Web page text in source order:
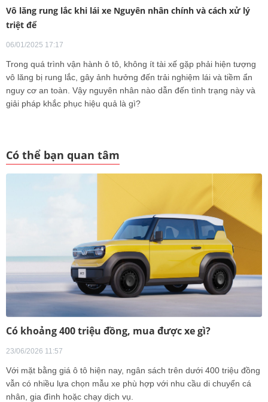
Vô lăng rung lắc khi lái xe Nguyên nhân chính và cách xử lý
triệt để
06/01/2025 17:17
Trong quá trình vận hành ô tô, không ít tài xế gặp phải hiện tượng
vô lăng bị rung lắc, gây ảnh hưởng đến trải nghiệm lái và tiềm ẩn
nguy cơ an toàn. Vậy nguyên nhân nào dẫn đến tình trạng này và
giải pháp khắc phục hiệu quả là gì?
Có thể bạn quan tâm
Có khoảng 400 triệu đồng, mua được xe gì?
23/06/2026 11:57
Với mặt bằng giá ô tô hiện nay, ngân sách trên dưới 400 triệu đồng
vẫn có nhiều lựa chọn mẫu xe phù hợp với nhu cầu di chuyển cá
nhân, gia đình hoặc chạy dịch vụ.